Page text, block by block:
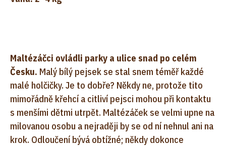
Maltézáčci ovládli parky a ulice snad po celém
Česku. Malý bílý pejsek se stal snem téměř každé
malé holčičky. Je to dobře? Někdy ne, protože tito
mimořádně křehcí a citliví pejsci mohou při kontaktu
s menšími dětmi utrpět. Maltézáček se velmi upne na
milovanou osobu a nejraději by se od ní nehnul ani na
krok. Odloučení bývá obtížné; někdy dokonce